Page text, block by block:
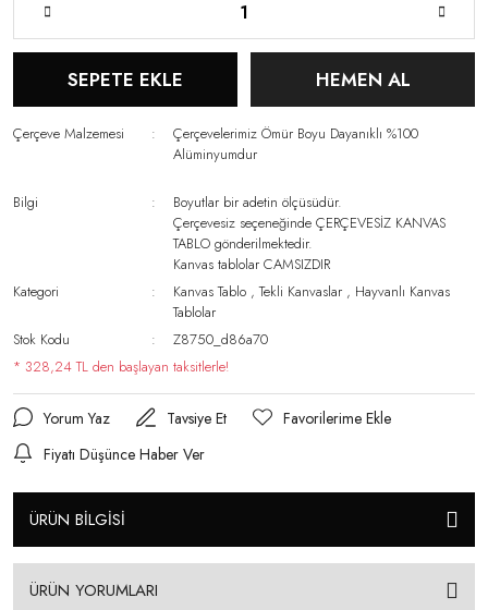
SEPETE EKLE HEMEN AL
Çerçeve Malzemesi
Çerçevelerimiz Ömür Boyu Dayanıklı %100
Alüminyumdur
Bilgi
Boyutlar bir adetin ölçüsüdür.
Çerçevesiz seçeneğinde ÇERÇEVESİZ KANVAS
TABLO gönderilmektedir.
Kanvas tablolar CAMSIZDIR
Kategori
Kanvas Tablo ,Tekli Kanvaslar , Hayvanlı Kanvas
Tablolar
Stok Kodu
Z8750_d86a70
* 328,24 TL den başlayan taksitlerle!
Yorum Yaz
Tavsiye Et
Fiyatı Düşünce Haber Ver
ÜRÜN BİLGİSİ
ÜRÜN YORUMLARI